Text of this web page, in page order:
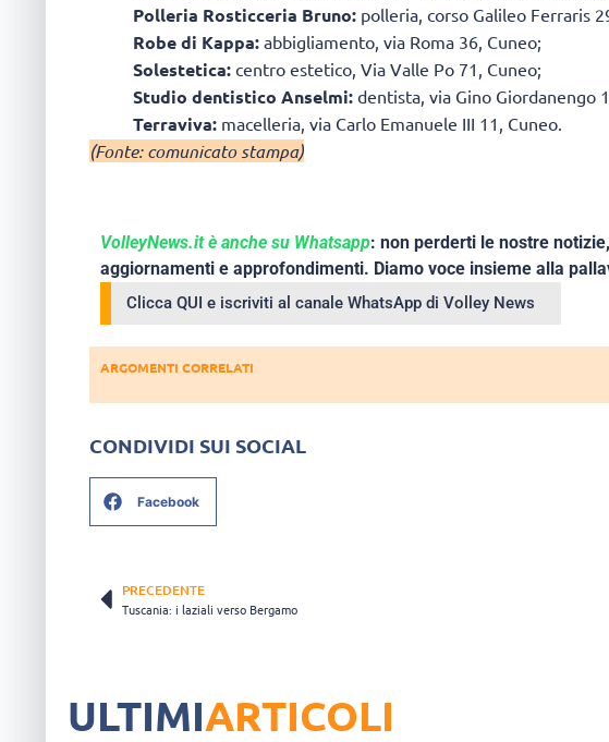
Polleria Rosticceria Bruno: polleria, corso Galileo Ferraris
Robe di Kappa: abbigliamento, via Roma 36, Cuneo;
Solestetica: centro estetico, Via Valle Po 71, Cuneo;
Studio dentistico Anselmi: dentista, via Gino Giordanengo
Terraviva: macelleria, via Carlo Emanuele III 11, Cuneo.
(Fonte: comunicato stampa)
VolleyNews.it è anche su Whatsapp: non perderti le nostre
aggiornamenti e approfondimenti. Diamo voce insieme alla
Clicca QUI e iscriviti al canale WhatsApp di Volley News
ARGOMENTI CORRELATI
CONDIVIDI SUI SOCIAL
Facebook
PRECEDENTE
Tuscania: i laziali verso Bergamo
ULTIMIARTICOLI